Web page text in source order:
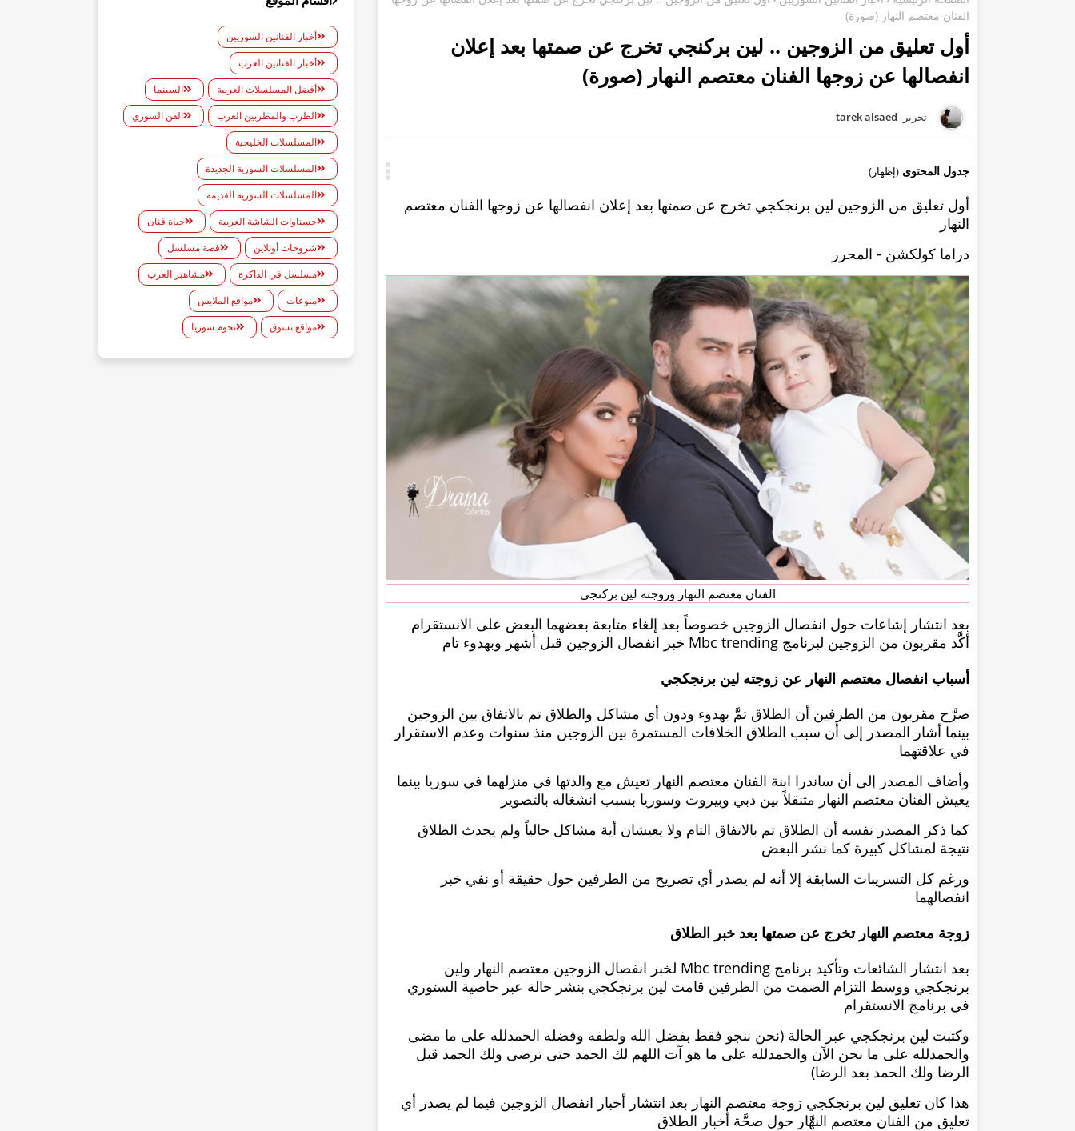
الفنان معتصم النهار (صورة)
أول تعليق من الزوجين .. لين بركنجي تخرج عن صمتها بعد إعلان
انفصالها عن زوجها الفنان معتصم النهار (صورة)
tarek alsaed
جدول المحتوى (إظهار)
أول تعليق من الزوجين لين برنجكجي تخرج عن صمتها بعد إعلان انفصالها عن زوجها الفنان معتصم
النهار
دراما كولكشن - المحرر
الفنان معتصم النهار وزوجته لين بركنجي
بعد انتشار إشاعات حول انفصال الزوجين خصوصاً بعد إلغاء متابعة بعضهما البعض على الانستقرام
أكَّد مقربون من الزوجين لبرنامج Mbc trending خبر انفصال الزوجين قبل أشهر وبهدوء تام
أسباب انفصال معتصم النهار عن زوجته لين برنجكجي
صرَّح مقربون من الطرفين أن الطلاق تمَّ بهدوء ودون أي مشاكل والطلاق تم بالاتفاق بين الزوجين
بينما أشار المصدر إلى أن سبب الطلاق الخلافات المستمرة بين الزوجين منذ سنوات وعدم الاستقرار
في علاقتهما
وأضاف المصدر إلى أن ساندرا ابنة الفنان معتصم النهار تعيش مع والدتها في منزلهما في سوريا بينما
يعيش الفنان معتصم النهار متنقلاً بين دبي وبيروت وسوريا بسبب انشغاله بالتصوير
كما ذكر المصدر نفسه أن الطلاق تم بالاتفاق التام ولا يعيشان أية مشاكل حالياً ولم يحدث الطلاق
نتيجة لمشاكل كبيرة كما نشر البعض
ورغم كل التسريبات السابقة إلا أنه لم يصدر أي تصريح من الطرفين حول حقيقة أو نفي خبر
انفصالهما
زوجة معتصم النهار تخرج عن صمتها بعد خبر الطلاق
بعد انتشار الشائعات وتأكيد برنامج Mbc trending لخبر انفصال الزوجين معتصم النهار ولين
برنجكجي ووسط التزام الصمت من الطرفين قامت لين برنجكجي بنشر حالة عبر خاصية الستوري
في برنامج الانستقرام
وكتبت لين برنجكجي عبر الحالة (نحن ننجو فقط بفضل الله ولطفه وفضله الحمدلله على ما مضى
والحمدلله على ما نحن الآن والحمدلله على ما هو آت اللهم لك الحمد حتى ترضى ولك الحمد قبل
الرضا ولك الحمد بعد الرضا)
هذا كان تعليق لين برنجكجي زوجة معتصم النهار بعد انتشار أخبار انفصال الزوجين فيما لم يصدر أي
تعليق من الفنان معتصم النهَّار حول صحَّة أخبار الطلاق
أخبار الفنانين السوريين
أخبار الفنانين العرب
أفضل المسلسلات العربية
السينما
الطرب والمطربين العرب
الفن السوري
المسلسلات الخليجية
المسلسلات السورية الجديدة
المسلسلات السورية القديمة
حسناوات الشاشة العربية
حياة فنان
شروحات أونلاين
قصة مسلسل
مسلسل في الذاكرة
مشاهير العرب
منوعات
مواقع الملابس
مواقع تسوق
نجوم سوريا